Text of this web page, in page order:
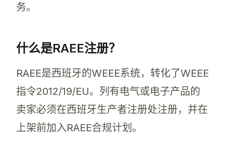
务。
什么是RAEE注册？
RAEE是西班牙的WEEE系统，转化了WEEE
指令2012/19/EU。列有电气或电子产品的
卖家必须在西班牙生产者注册处注册，并在
上架前加入RAEE合规计划。